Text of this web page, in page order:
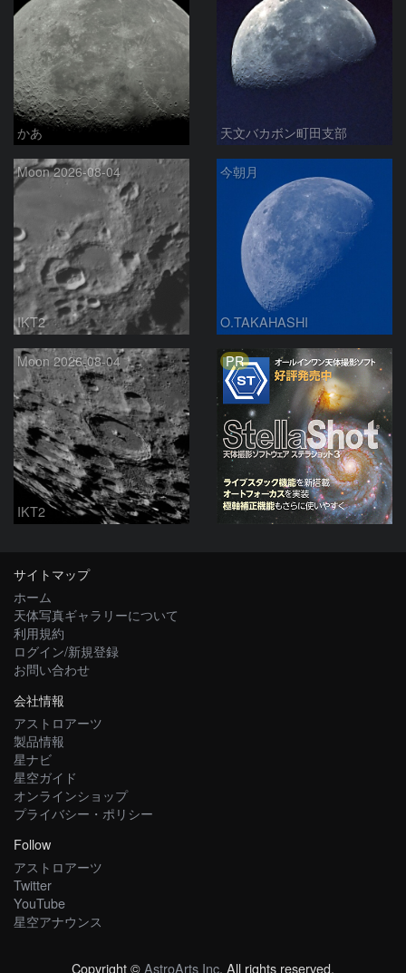
かあ 天文バカボン町田支部
Moon 2026-08-04
IKT2
今朝月
O.TAKAHASHI
Moon 2026-08-04
IKT2
PR
サイトマップ
ホーム
天体写真ギャラリーについて
利用規約
ログイン/新規登録
お問い合わせ
会社情報
アストロアーツ
製品情報
星ナビ
星空ガイド
オンラインショップ
プライバシー・ポリシー
Follow
アストロアーツ
Twitter
YouTube
星空アナウンス
Copyright ©AstroArts Inc. All rights reserved.